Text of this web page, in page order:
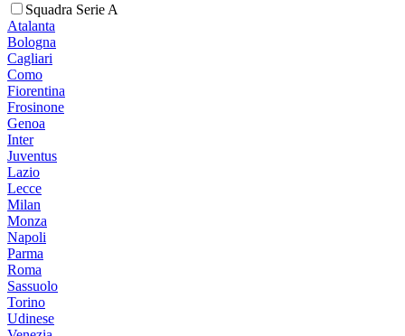
Squadra Serie A
Atalanta
Bologna
Cagliari
Como
Fiorentina
Frosinone
Genoa
Inter
Juventus
Lazio
Lecce
Milan
Monza
Napoli
Parma
Roma
Sassuolo
Torino
Udinese